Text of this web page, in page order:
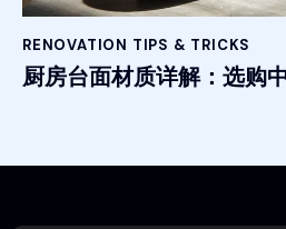
RENOVATION TIPS & TRICKS
厨房台面材质详解：选购